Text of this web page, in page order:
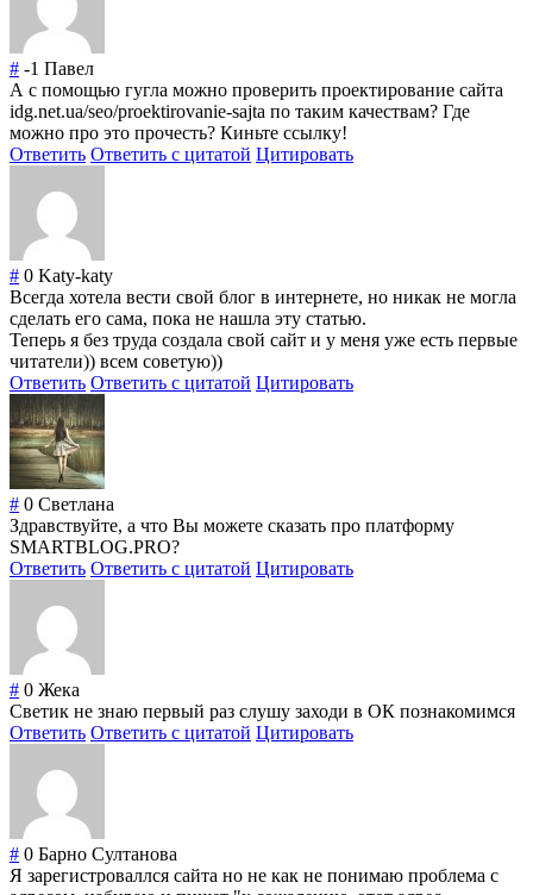
# -1 Павел
А с помощью гугла можно проверить проектирование сайта
idg.net.ua/seo/proektirovanie-sajta по таким качествам? Где
можно про это прочесть? Киньте ссылку!
Ответить Ответить с цитатой Цитировать
# 0 Katy-katy
Всегда хотела вести свой блог в интернете, но никак не могла
сделать его сама, пока не нашла эту статью.
Теперь я без труда создала свой сайт и у меня уже есть первые
читатели)) всем советую))
Ответить Ответить с цитатой Цитировать
# 0 Светлана
Здравствуйте, а что Вы можете сказать про платформу
SMARTBLOG.PRO?
Ответить Ответить с цитатой Цитировать
# 0 Жека
Светик не знаю первый раз слушу заходи в ОК познакомимся
Ответить Ответить с цитатой Цитировать
# 0 Барно Султанова
Я зарегистроваллся сайта но не как не понимаю проблема с